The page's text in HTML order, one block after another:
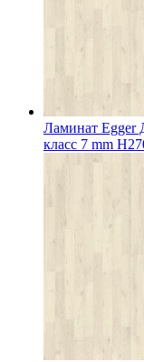
Ламинат Egger
класс 7 mm